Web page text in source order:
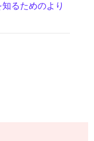
るためのより